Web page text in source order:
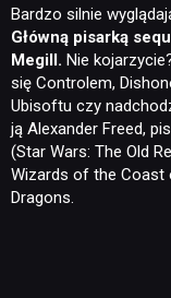
Bardzo silnie
Główną pisarką
Megill. Nie
się Controlem,
Ubisoftu czy
ją Alexander Freed,
(Star Wars: The Old
Wizards of the Coast
Dragons.